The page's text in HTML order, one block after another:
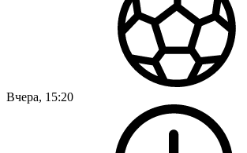
Вчера, 15:20